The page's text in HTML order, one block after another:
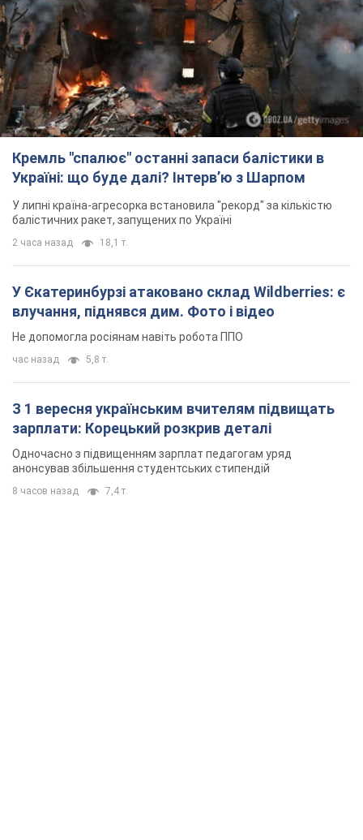
Кремль "спалює" останні запаси балістики в
Україні: що буде далі? Інтерв’ю з Шарпом
У липні країна-агресорка встановила "рекорд" за кількістю
балістичних ракет, запущених по Україні
2 часа назад 18,1 т.
У Єкатеринбурзі атаковано склад Wildberries: є
влучання, піднявся дим. Фото і відео
Не допомогла росіянам навіть робота ППО
час назад 5,8 т.
З 1 вересня українським вчителям підвищать
зарплати: Корецький розкрив деталі
Одночасно з підвищенням зарплат педагогам уряд
анонсував збільшення студентських стипендій
8 часов назад 7,4 т.